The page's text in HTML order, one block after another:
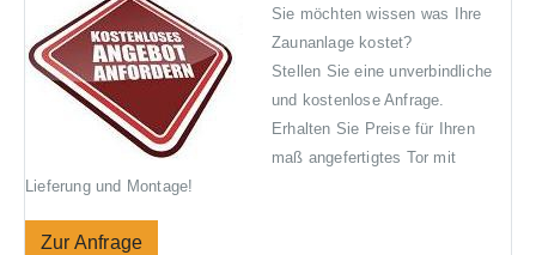
Sie möchten wissen was Ihre
Zaunanlage kostet?
Stellen Sie eine unverbindliche
und kostenlose Anfrage.
Erhalten Sie Preise für Ihren
maß angefertigtes Tor mit
Lieferung und Montage!
Zur Anfrage